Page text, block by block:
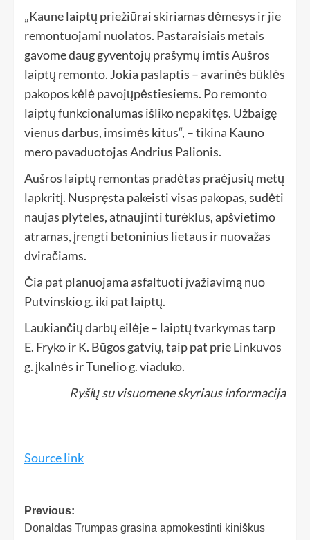
„Kaune laiptų priežiūrai skiriamas dėmesys ir jie
remontuojami nuolatos. Pastaraisiais metais
gavome daug gyventojų prašymų imtis Aušros
laiptų remonto. Jokia paslaptis – avarinės būklės
pakopos kėlė pavojųpėstiesiems. Po remonto
laiptų funkcionalumas išliko nepakitęs. Užbaigę
vienus darbus, imsimės kitus“, – tikina Kauno
mero pavaduotojas Andrius Palionis.
Aušros laiptų remontas pradėtas praėjusių metų
lapkritį. Nuspręsta pakeisti visas pakopas, sudėti
naujas plyteles, atnaujinti turėklus, apšvietimo
atramas, įrengti betoninius lietaus ir nuovažas
dviračiams.
Čia pat planuojama asfaltuoti įvažiavimą nuo
Putvinskio g. iki pat laiptų.
Laukiančių darbų eilėje – laiptų tvarkymas tarp
E. Fryko ir K. Būgos gatvių, taip pat prie Linkuvos
g. įkalnės ir Tunelio g. viaduko.
Ryšių su visuomene skyriaus informacija
Source link
Previous:
Donaldas Trumpas grasina apmokestinti kiniškus